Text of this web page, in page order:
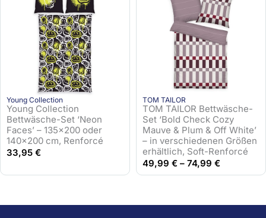
Young Collection
Young Collection
Bettwäsche-Set ‘Neon
Faces’ – 135×200 oder
140×200 cm, Renforcé
33,95 €
TOM TAILOR
TOM TAILOR Bettwäsche-
Set ‘Bold Check Cozy
Mauve & Plum & Off White’
– in verschiedenen Größen
erhältlich, Soft-Renforcé
49,99 € – 74,99 €